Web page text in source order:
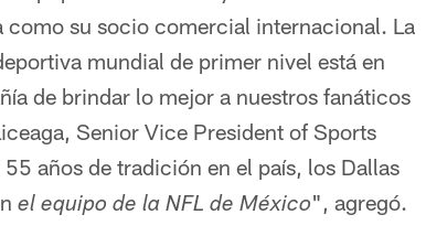
como su socio comercial internacional. La
mundial de primer nivel está en
de brindar lo mejor a nuestros fanáticos
Senior Vice President of Sports
años de tradición en el país, los Dallas
el equipo de la NFL de México", agregó.